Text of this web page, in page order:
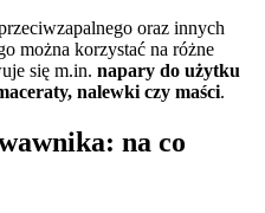
oraz innych
można korzystać na różne
się m.in. napary do użytku
nalewki czy maści.
na co